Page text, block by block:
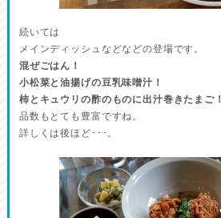
続いては
メインディッシュなどなどの登場です。
混ぜごはん！
小松菜と油揚げの豆乳味噌汁！
柿とキュウリの酢のものに出汁巻きたまご！
品数もとても豊富ですね。
詳しくは後ほど･･･。